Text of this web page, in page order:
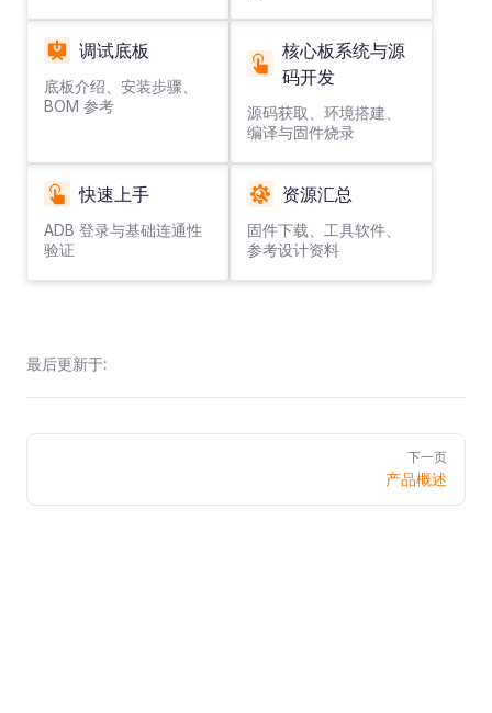
调试底板
底板介绍、安装步骤、
BOM 参考
核心板系统与源
码开发
源码获取、环境搭建、
编译与固件烧录
快速上手
ADB 登录与基础连通性
验证
资源汇总
固件下载、工具软件、
参考设计资料
最后更新于:
Pager
下一页
产品概述